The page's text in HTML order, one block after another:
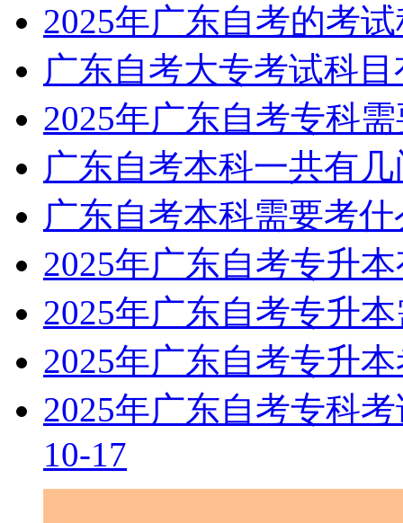
2025年广东自考的考
广东自考大专考试科
2025年广东自考专科
广东自考本科一共有
广东自考本科需要考
2025年广东自考专升
2025年广东自考专升
2025年广东自考专升
2025年广东自考专科
10-17